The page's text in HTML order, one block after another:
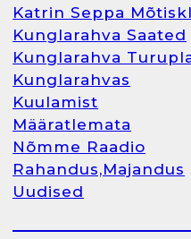
1
2
Katrin Seppa
Kunglarahva Saated
Kunglarahva
Kunglarahvas
Kuulamist
Määratlemata
Nõmme Raadio
Rahandus,Majandus
Uudised